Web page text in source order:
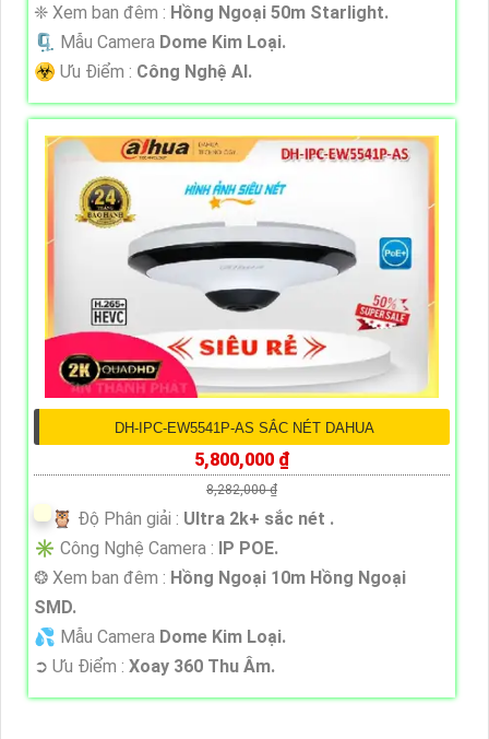
❈ Xem ban đêm : Hồng Ngoại 50m Starlight.
🗜️ Mẫu Camera Dome Kim Loại.
️☣️ Ưu Điểm : Công Nghệ AI.
DH-IPC-EW5541P-AS SẮC NÉT DAHUA
5,800,000 ₫
8,282,000 ₫
🦉 Độ Phân giải : Ultra 2k+ sắc nét .
✳️ Công Nghệ Camera : IP POE.
❂ Xem ban đêm : Hồng Ngoại 10m Hồng Ngoại
SMD.
💦 Mẫu Camera Dome Kim Loại.
️➲ Ưu Điểm : Xoay 360 Thu Âm.